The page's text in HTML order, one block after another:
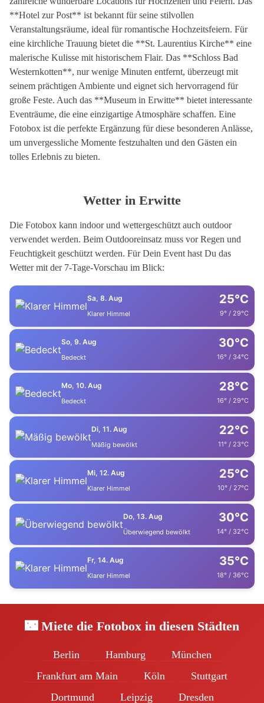
**Hotel zur Post** ist bekannt für seine stilvollen
Veranstaltungsräume, ideal für romantische Hochzeitsfeiern. Für
eine kirchliche Trauung bietet die **St. Laurentius Kirche** eine
malerische Kulisse mit historischem Flair. Das **Schloss Bad
Westernkotten**, nur wenige Minuten entfernt, überzeugt mit
seinem prächtigen Ambiente und eignet sich hervorragend für
große Feste. Auch das **Museum in Erwitte** bietet interessante
Eventräume, die eine einzigartige Atmosphäre schaffen. Eine
Fotobox ist die perfekte Ergänzung für diese besonderen Anlässe,
um unvergessliche Momente festzuhalten und den Gästen ein
tolles Erlebnis zu bieten.
Wetter in Erwitte
Die Fotobox kann indoor und wettergeschützt auch outdoor
verwendet werden. Beim Outdooreinsatz muss vor Regen und
Feuchtigkeit geschützt werden. Für Dein Event hast Du das
Wetter mit der 7-Tage-Vorschau im Blick:
Sa, 8. Aug
Klarer Himmel
25°C
9° / 29°C
So, 9. Aug
Bedeckt
30°C
16° / 34°C
Mo, 10. Aug
Bedeckt
28°C
16° / 29°C
Di, 11. Aug
Mäßig bewölkt
22°C
11° / 23°C
Mi, 12. Aug
Klarer Himmel
25°C
10° / 27°C
Do, 13. Aug
Überwiegend bewölkt
30°C
14° / 32°C
Fr, 14. Aug
Klarer Himmel
35°C
18° / 36°C
🌃 Miete die Fotobox in diesen Städten
Berlin Hamburg
München
Frankfurt am Main
Köln
Stuttgart
Dortmund
Leipzig Dresden